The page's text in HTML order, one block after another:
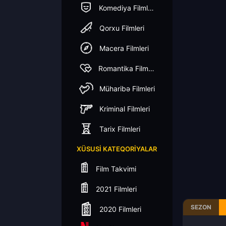
Komediya Filmleri
Qorxu Filmleri
Macera Filmleri
Romantika Filmleri
Müharibə Filmleri
Kriminal Filmleri
Tarix Filmleri
XÜSUSI KATEQORIYALAR
Film Takvimi
2021 Filmleri
2020 Filmleri SEZON